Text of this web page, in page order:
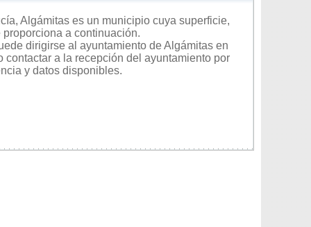
Algámitas es un municipio cuya superficie,
a continuación.
dirigirse al ayuntamiento de Algámitas en
a la recepción del ayuntamiento por
y datos disponibles.